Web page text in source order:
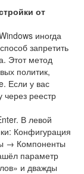
от
иногда
запретить
Этот метод
политик,
Если у вас
через реестр
В левой
Конфигурация
→ Компоненты
параметр
и дважды